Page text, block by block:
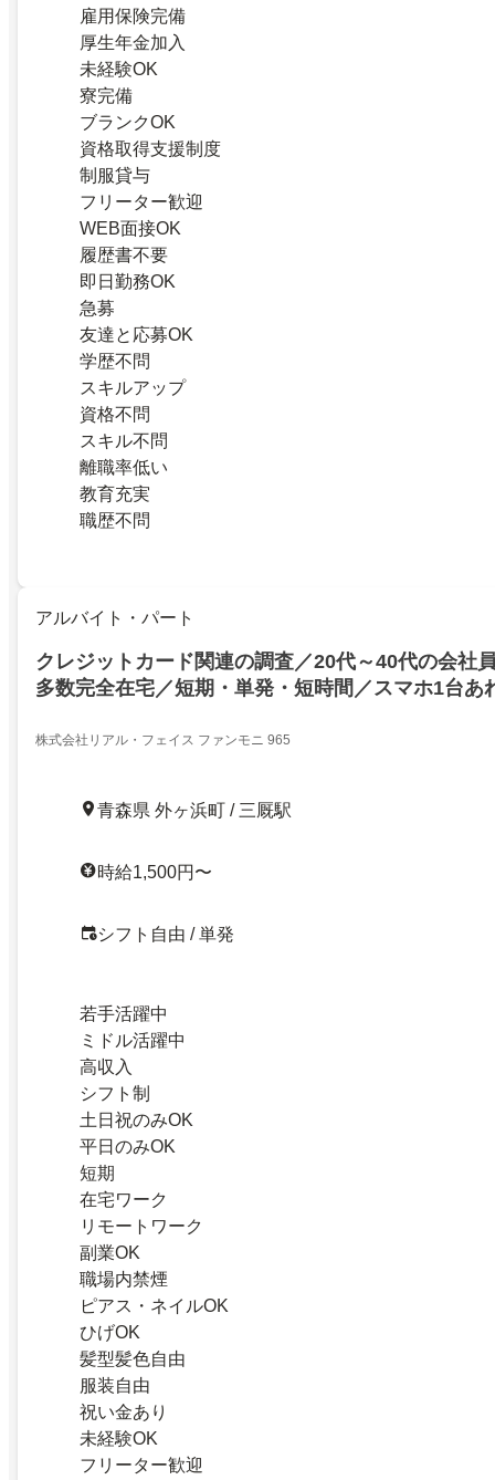
雇用保険完備
厚生年金加入
未経験OK
寮完備
ブランクOK
資格取得支援制度
制服貸与
フリーター歓迎
WEB面接OK
履歴書不要
即日勤務OK
急募
友達と応募OK
学歴不問
スキルアップ
資格不問
スキル不問
離職率低い
教育充実
職歴不問
アルバイト・パート
クレジットカード関連の調査／20代～40代の会社
多数完全在宅／短期・単発・短時間／スマホ1台あ
株式会社リアル・フェイス ファンモニ 965
青森県 外ヶ浜町 / 三厩駅
時給1,500円〜
シフト自由 / 単発
若手活躍中
ミドル活躍中
高収入
シフト制
土日祝のみOK
平日のみOK
短期
在宅ワーク
リモートワーク
副業OK
職場内禁煙
ピアス・ネイルOK
ひげOK
髪型髪色自由
服装自由
祝い金あり
未経験OK
フリーター歓迎